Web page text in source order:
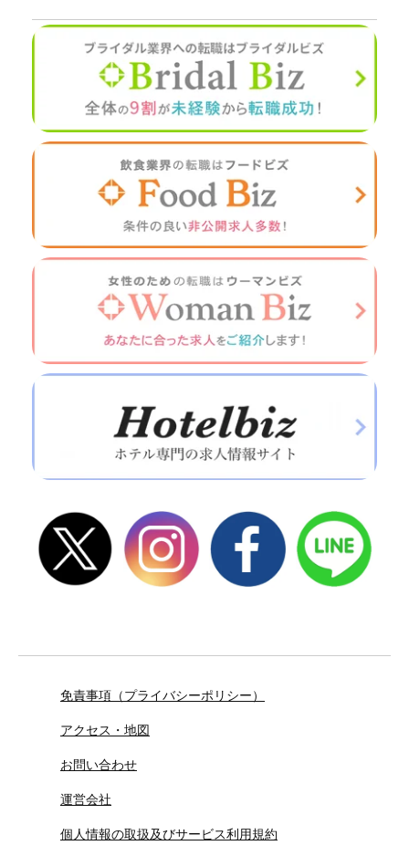
免責事項（プライバシーポリシー）
アクセス・地図
お問い合わせ
運営会社
個人情報の取扱及びサービス利用規約